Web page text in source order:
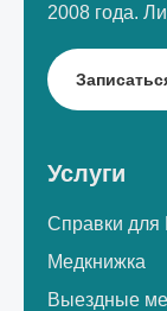
2008 года.
Услуги
Справки
Медкнижка
Выездные